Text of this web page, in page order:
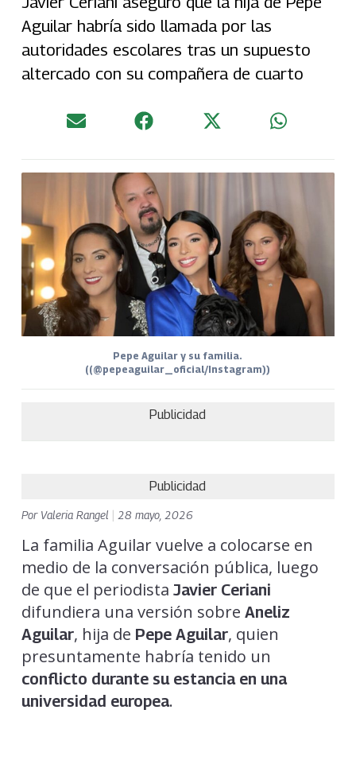
Aguilar habría sido llamada por las
autoridades escolares tras un supuesto
altercado con su compañera de cuarto
Pepe Aguilar y su familia.
((@pepeaguilar_oficial/Instagram))
Publicidad
Publicidad
Por Valeria Rangel 28 mayo, 2026
La familia Aguilar vuelve a colocarse en
medio de la conversación pública, luego
de que el periodista Javier Ceriani
difundiera una versión sobre Aneliz
Aguilar, hija de Pepe Aguilar, quien
presuntamente habría tenido un
conflicto durante su estancia en una
universidad europea.